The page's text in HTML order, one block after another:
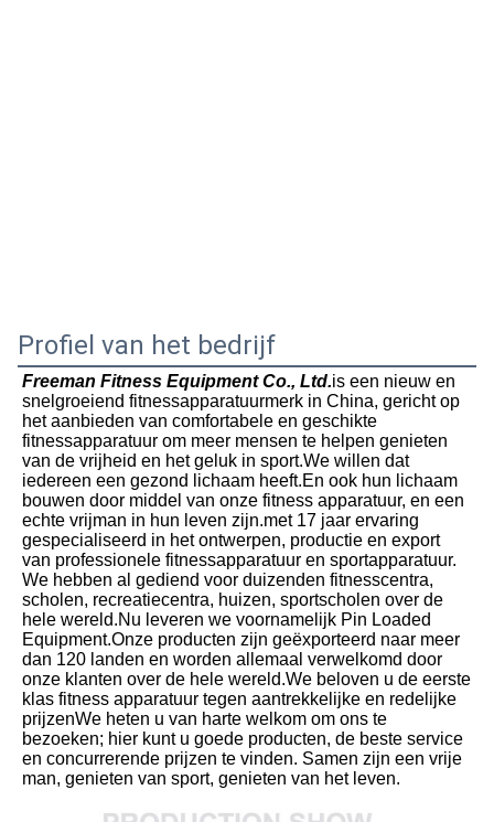
Profiel van het bedrijf
Freeman Fitness Equipment Co., Ltd.is een nieuw en
snelgroeiend fitnessapparatuurmerk in China, gericht op
het aanbieden van comfortabele en geschikte
fitnessapparatuur om meer mensen te helpen genieten
van de vrijheid en het geluk in sport.We willen dat
iedereen een gezond lichaam heeft.En ook hun lichaam
bouwen door middel van onze fitness apparatuur, en een
echte vrijman in hun leven zijn.met 17 jaar ervaring
gespecialiseerd in het ontwerpen, productie en export
van professionele fitnessapparatuur en sportapparatuur.
We hebben al gediend voor duizenden fitnesscentra,
scholen, recreatiecentra, huizen, sportscholen over de
hele wereld.Nu leveren we voornamelijk Pin Loaded
Equipment.Onze producten zijn geëxporteerd naar meer
dan 120 landen en worden allemaal verwelkomd door
onze klanten over de hele wereld.We beloven u de eerste
klas fitness apparatuur tegen aantrekkelijke en redelijke
prijzenWe heten u van harte welkom om ons te
bezoeken; hier kunt u goede producten, de beste service
en concurrerende prijzen te vinden. Samen zijn een vrije
man, genieten van sport, genieten van het leven.